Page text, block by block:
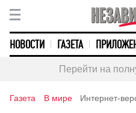
НОВОСТИ ГАЗЕТА
Перейти на
Газета В мире Интернет-